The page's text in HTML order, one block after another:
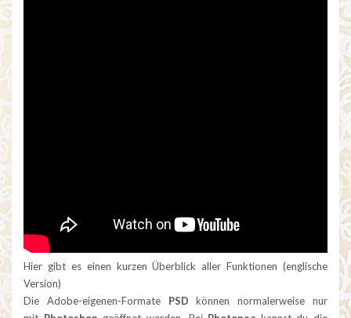
Hier gibt es einen kurzen Überblick aller Funktionen (englische
Version)
Die Adobe-eigenen-Formate PSD können normalerweise nur